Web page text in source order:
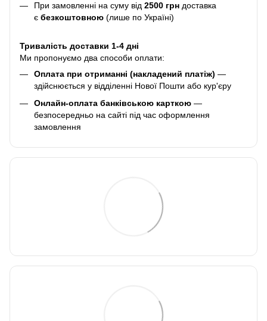
При замовленні на суму від 2500 грн доставка
є безкоштовною (лише по Україні)
Тривалість доставки 1-4 дні
Ми пропонуємо два способи оплати:
Оплата при отриманні (накладений платіж) —
здійснюється у відділенні Нової Пошти або кур'єру
Онлайн-оплата банківською карткою —
безпосередньо на сайті під час оформлення
замовлення